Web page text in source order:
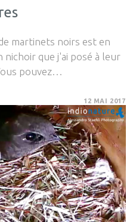
martinets noirs est en
nichoir que j'ai posé à leur
pouvez…
12 MAI 2017